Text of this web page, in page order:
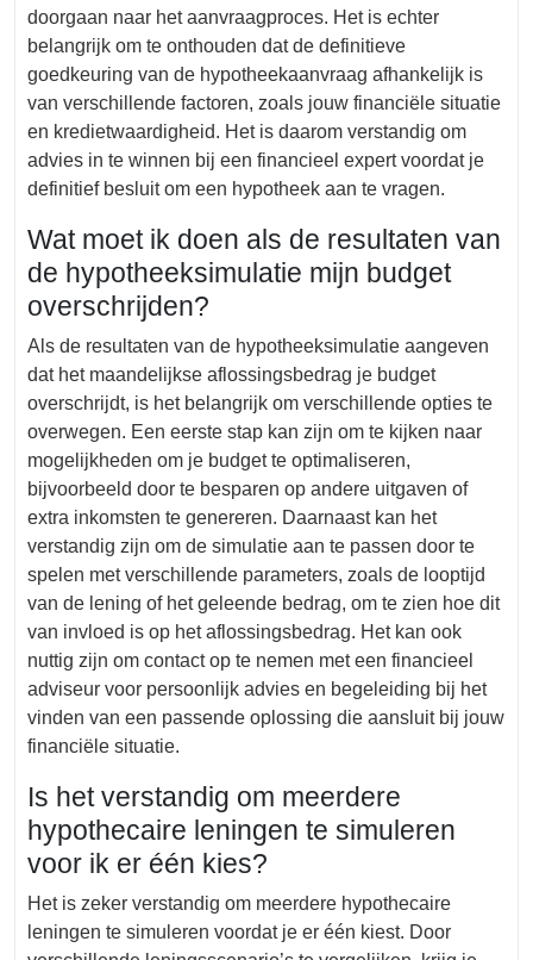
doorgaan naar het aanvraagproces. Het is echter
belangrijk om te onthouden dat de definitieve
goedkeuring van de hypotheekaanvraag afhankelijk is
van verschillende factoren, zoals jouw financiële situatie
en kredietwaardigheid. Het is daarom verstandig om
advies in te winnen bij een financieel expert voordat je
definitief besluit om een hypotheek aan te vragen.
Wat moet ik doen als de resultaten van
de hypotheeksimulatie mijn budget
overschrijden?
Als de resultaten van de hypotheeksimulatie aangeven
dat het maandelijkse aflossingsbedrag je budget
overschrijdt, is het belangrijk om verschillende opties te
overwegen. Een eerste stap kan zijn om te kijken naar
mogelijkheden om je budget te optimaliseren,
bijvoorbeeld door te besparen op andere uitgaven of
extra inkomsten te genereren. Daarnaast kan het
verstandig zijn om de simulatie aan te passen door te
spelen met verschillende parameters, zoals de looptijd
van de lening of het geleende bedrag, om te zien hoe dit
van invloed is op het aflossingsbedrag. Het kan ook
nuttig zijn om contact op te nemen met een financieel
adviseur voor persoonlijk advies en begeleiding bij het
vinden van een passende oplossing die aansluit bij jouw
financiële situatie.
Is het verstandig om meerdere
hypothecaire leningen te simuleren
voor ik er één kies?
Het is zeker verstandig om meerdere hypothecaire
leningen te simuleren voordat je er één kiest. Door